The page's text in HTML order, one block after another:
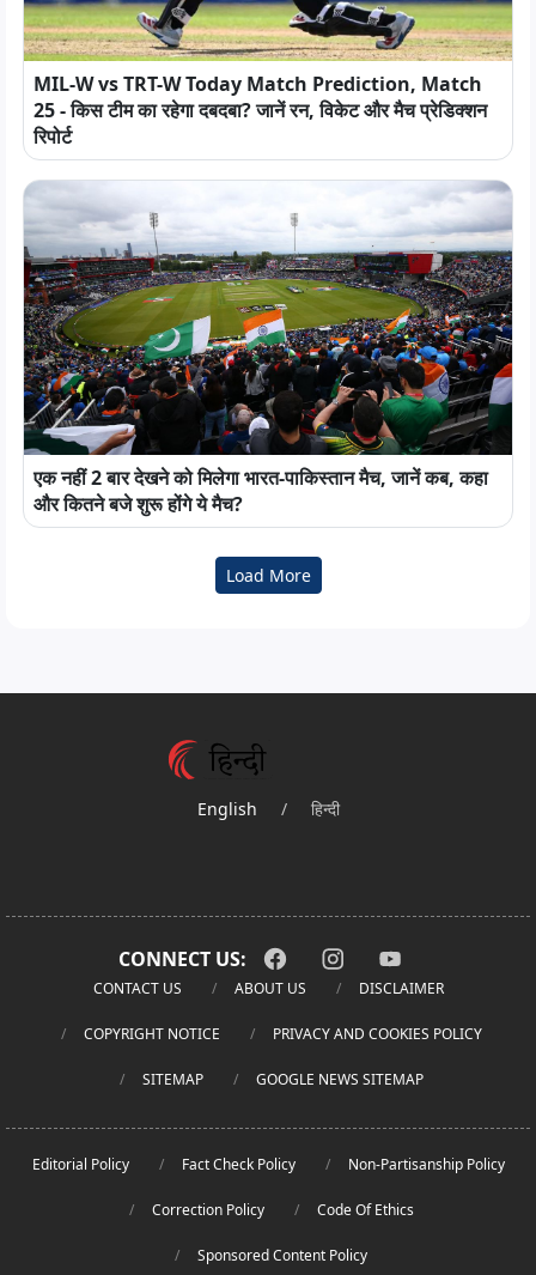
MIL-W vs TRT-W Today Match Prediction, Match
25 - किस टीम का रहेगा दबदबा? जानें रन, विकेट और मैच प्रेडिक्शन
रिपोर्ट
एक नहीं 2 बार देखने को मिलेगा भारत-पाकिस्तान मैच, जानें कब, कहा
और कितने बजे शुरू होंगे ये मैच?
Load More
English / हिन्दी
CONNECT US:
CONTACT US ABOUT US DISCLAIMER
COPYRIGHT NOTICE PRIVACY AND COOKIES POLICY
SITEMAP GOOGLE NEWS SITEMAP
Editorial Policy Fact Check Policy Non-Partisanship Policy
Correction Policy Code Of Ethics
Sponsored Content Policy